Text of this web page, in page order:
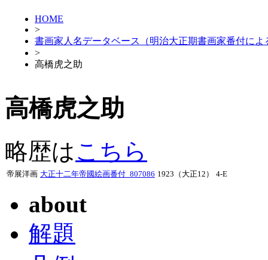
HOME
>
書画家人名データベース（明治大正期書画家番付によ
>
高橋虎之助
高橋虎之助
略歴はこちら
帝展洋画 大正十二年帝國絵画番付_807086 1923（大正12） 4-E
about
解題